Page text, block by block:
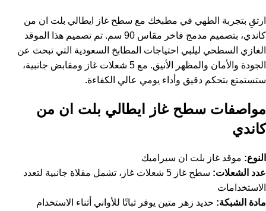
ارتقِ بتجربة الطهي في مطبخك مع سطح غاز​ ايطالي بلت ان من
كاندي، بتصميم مدمج فاخر مقاس 90 سم. تم تصميم هذا الموقد
الغازي السطحي ليلبي احتياجات المطابخ السعودية التي تبحث عن
الجودة والأمان والمظهر الأنيق. مع 5 شعلات غاز ومقابض جانبية،
ستستمتع بتحكم دقيق وأداء يومي عالي الكفاءة.
مواصفات سطح غاز​ ايطالي بلت ان من
كاندي
النوع: موقد غاز بلت ان سيراميك
عدد الشعلات:
سطح غاز​ 5 شعلات غاز، تشمل مقلاة جانبية لتعدد
الاستخدامات
مادة الشبكة: حديد زهر متين يوفر ثباتًا للأواني أثناء الاستخدام